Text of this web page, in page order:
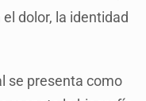
dolor, la identidad
se presenta como